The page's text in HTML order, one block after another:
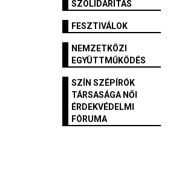
SZOLIDARITÁS
FESZTIVÁLOK
NEMZETKÖZI
EGYÜTTMŰKÖDÉS
SZÍN SZÉPÍRÓK
TÁRSASÁGA NŐI
ÉRDEKVÉDELMI
FÓRUMA